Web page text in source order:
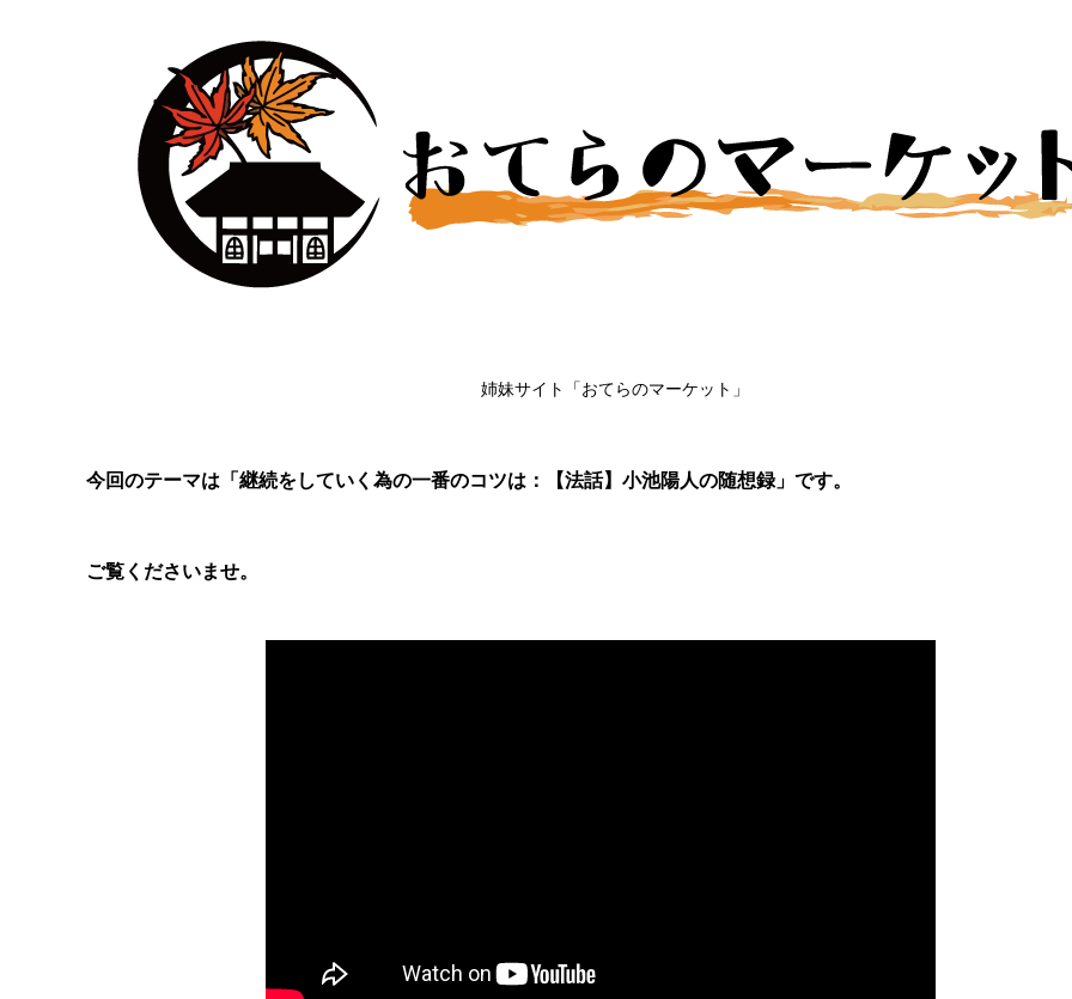
姉妹サイト「おてらのマーケット」
今回のテーマは「継続をしていく為の一番のコツは：【法話】小池陽人の随想録」です。
ご覧くださいませ。